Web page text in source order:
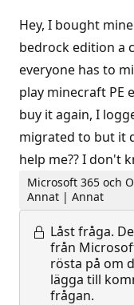
Hey, I bought
bedrock edition a
everyone has to
play minecraft PE
buy it again, I
migrated to but it
help me?? I don't
Microsoft 365 och
Annat | Annat
Låst fråga.
från
rösta på om
lägga till
frågan.